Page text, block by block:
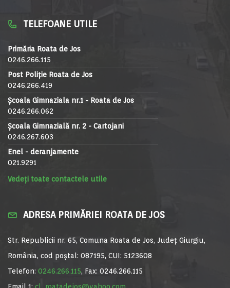
TELEFOANE UTILE
Primăria Roata de Jos
0246.266.115
Post Poliție Roata de Jos
0246.266.419
Școala Gimnaziala nr.1 - Roata de Jos
0246.266.062
Școala Gimnazială nr. 2 - Cartojani
0246.267.603
Enel - deranjamente
021.9291
Vedeți toate contactele utile
ADRESA PRIMĂRIEI ROATA DE JOS
Str. Republicii nr. 65, Comuna Roata de Jos, Județ Giurgiu,
România, cod poștal: 087195, CUI: 5123608
Telefon: 0246.266.115, Fax: 0246.266.115
Email 1: cl_roatadejos@yahoo.com